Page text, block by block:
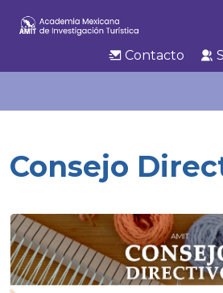
Contacto
Consejo